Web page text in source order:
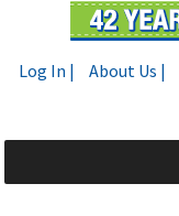
Log In | About Us |